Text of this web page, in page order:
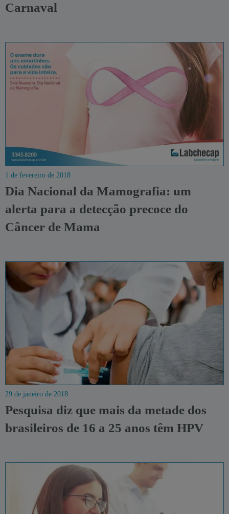
Carnaval
1 de fevereiro de 2018
Dia Nacional da Mamografia: um
alerta para a detecção precoce do
Câncer de Mama
29 de janeiro de 2018
Pesquisa diz que mais da metade dos
brasileiros de 16 a 25 anos têm HPV